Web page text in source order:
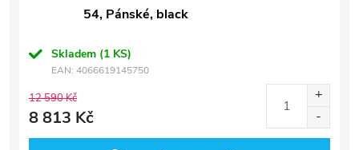
54, Pánské, black
Skladem (1 KS)
EAN: 4066619145750
12 590 Kč
8 813 Kč